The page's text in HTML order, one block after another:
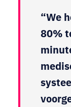
“We
80%